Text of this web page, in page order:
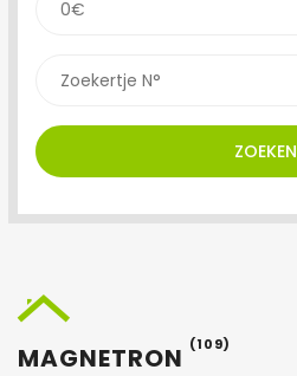
ZOEKEN
MAGNETRON (109)